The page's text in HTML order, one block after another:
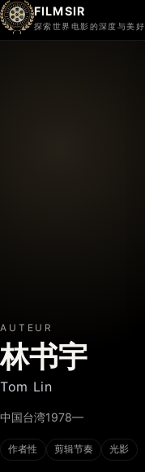
FILMSIR
探索世界电影的深度与美好
AUTEUR
林书宇
Tom Lin
中国台湾1978—
作者性 剪辑节奏 光影